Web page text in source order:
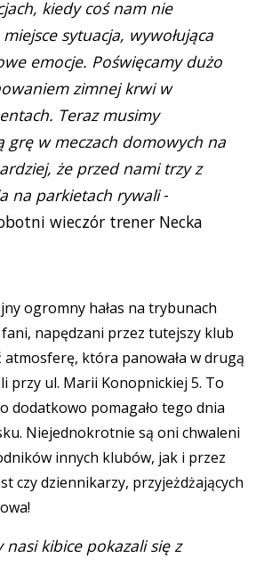
kiedy coś nam nie
sytuacja, wywołująca
emocje. Poświęcamy dużo
zimnej krwi w
Teraz musimy
grę w meczach domowych na
że przed nami trzy z
na parkietach rywali-
wieczór trener Necka
ogromny hałas na trybunach
napędzani przez tutejszy klub
atmosferę, która panowała w drugą
przy ul. Marii Konopnickiej 5. To
dodatkowo pomagało tego dnia
Niejednokrotnie są oni chwaleni
innych klubów, jak i przez
czy dziennikarzy, przyjeżdżających
nasi kibice pokazali się z